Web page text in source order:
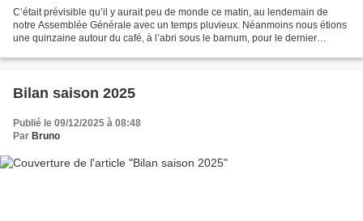
C’était prévisible qu’il y aurait peu de monde ce matin, au lendemain de
notre Assemblée Générale avec un temps pluvieux. Néanmoins nous étions
une quinzaine autour du café, à l’abri sous le barnum, pour le dernier
Bilan saison 2025
Publié le 09/12/2025 à 08:48
Par Bruno